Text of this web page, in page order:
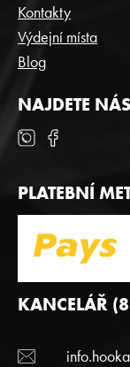
Kontakty
Výdejní místa
Blog
NAJDETE NÁS
PLATEBNÍ
KANCELÁŘ